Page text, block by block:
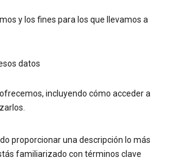
y los fines para los que llevamos a
datos
incluyendo cómo acceder a
proporcionar una descripción lo más
familiarizado con términos clave